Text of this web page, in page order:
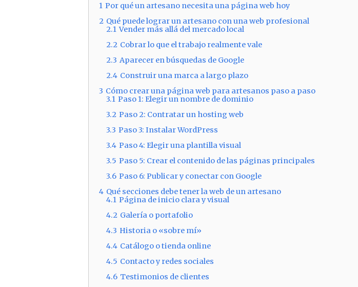
1 Por qué un artesano necesita una página web hoy
2 Qué puede lograr un artesano con una web profesional
2.1 Vender más allá del mercado local
2.2 Cobrar lo que el trabajo realmente vale
2.3 Aparecer en búsquedas de Google
2.4 Construir una marca a largo plazo
3 Cómo crear una página web para artesanos paso a paso
3.1 Paso 1: Elegir un nombre de dominio
3.2 Paso 2: Contratar un hosting web
3.3 Paso 3: Instalar WordPress
3.4 Paso 4: Elegir una plantilla visual
3.5 Paso 5: Crear el contenido de las páginas principales
3.6 Paso 6: Publicar y conectar con Google
4 Qué secciones debe tener la web de un artesano
4.1 Página de inicio clara y visual
4.2 Galería o portafolio
4.3 Historia o «sobre mí»
4.4 Catálogo o tienda online
4.5 Contacto y redes sociales
4.6 Testimonios de clientes